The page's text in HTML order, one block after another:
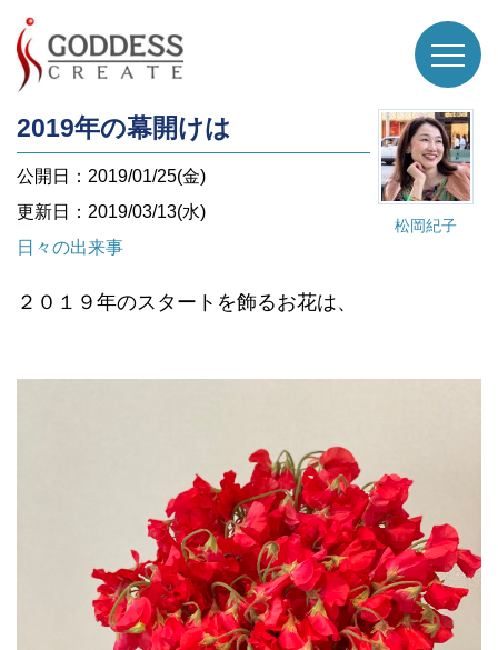
松岡紀子
2019年の幕開けは
公開日：2019/01/25(金)
更新日：2019/03/13(水)
日々の出来事
２０１９年のスタートを飾るお花は、